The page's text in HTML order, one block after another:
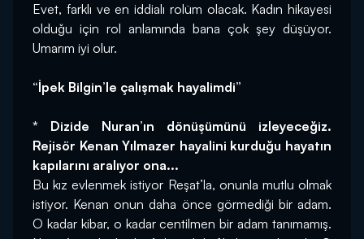
Evet, farklı ve en iddialı rolüm olacak. Kadın hikayesi
olduğu için rol anlamında bana çok şey düşüyor.
Umarım iyi olur.
“İpek Bilgin’le çalışmak hayalimdi”
* Dizide Nuran’ın dönüşümünü izleyeceğiz.
Rejisör Kenan Yılmazer hayalini kurduğu hayatın
kapılarını aralıyor ona...
Bu kız evlenmek istiyor Reşat’la, onunla mutlu olmak
istiyor. Kenan onun daha önce görmediği bir adam.
O kadar kibar, o kadar centilmen bir adam tanımamış.